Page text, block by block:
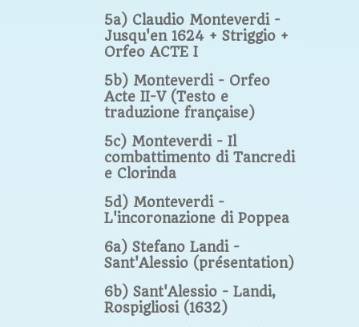
5a) Claudio Monteverdi -
Jusqu'en 1624 + Striggio +
Orfeo ACTE I
5b) Monteverdi - Orfeo
Acte II-V (Testo e
traduzione française)
5c) Monteverdi - Il
combattimento di Tancredi
e Clorinda
5d) Monteverdi -
L'incoronazione di Poppea
6a) Stefano Landi -
Sant'Alessio (présentation)
6b) Sant'Alessio - Landi,
Rospigliosi (1632)